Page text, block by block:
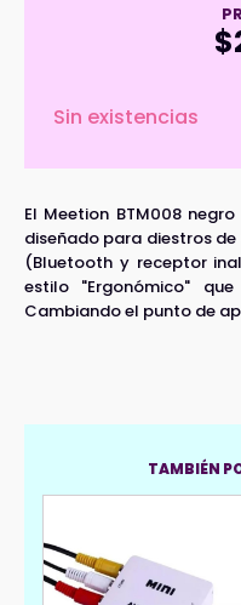
$
Sin existencias
El Meetion BTM008
diseñado para diestros
(Bluetooth y receptor
estilo "Ergonómico"
Cambiando el punto de
TAMBIÉN